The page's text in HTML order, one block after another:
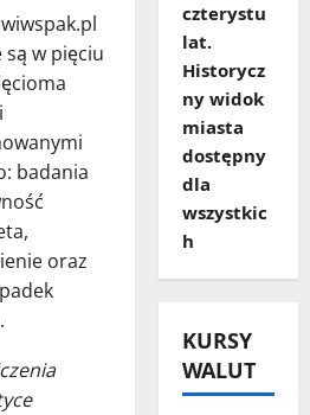
w pięciu
badania
oraz
czterystu
lat.
Historycz
ny widok
miasta
dostępny
dla
wszystkic
h
KURSY
WALUT